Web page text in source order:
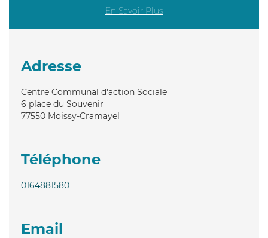
En Savoir Plus
Adresse
Centre Communal d'action Sociale
6 place du Souvenir
77550 Moissy-Cramayel
Téléphone
0164881580
Email